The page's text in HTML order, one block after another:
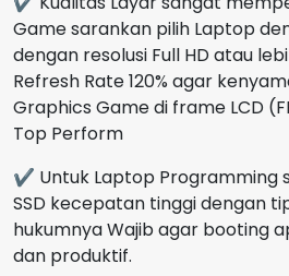
Game sarankan pilih Laptop
dengan resolusi Full HD atau
Refresh Rate 120% agar
Graphics Game di frame LCD
Top Perform
✔ Untuk Laptop Programming
SSD kecepatan tinggi dengan
hukumnya Wajib agar booting
dan produktif.